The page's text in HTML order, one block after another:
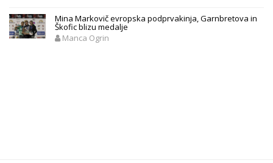
Mina Markovič evropska podprvakinja, Garnbretova in
Škofic blizu medalje
Manca Ogrin